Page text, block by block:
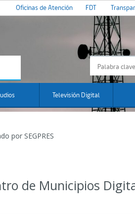
Oficinas de Atención FDT
Televisión Digital
por SEGPRES
de Municipios